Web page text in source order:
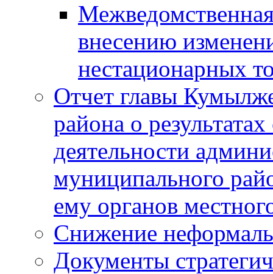
внесению
нестационарных
Отчет главы
района о
деятельности
муниципального
ему органов
Снижение
Документы